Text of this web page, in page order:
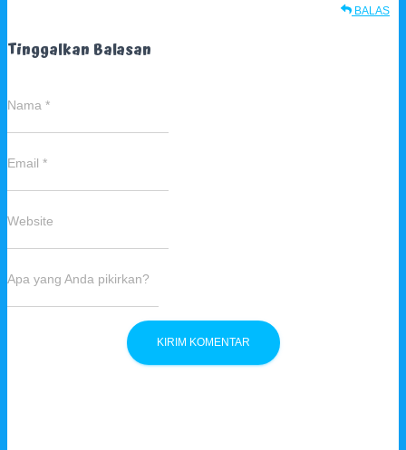
BALAS
Tinggalkan Balasan
Nama *
Email *
Website
Apa yang Anda pikirkan?